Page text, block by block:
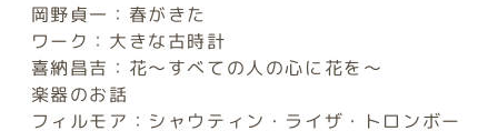
岡野貞一：春がきた
ワーク：大きな古時計
喜納昌吉：花～すべての人の心に花を～
楽器のお話
フィルモア：シャウティン・ライザ・トロンボー